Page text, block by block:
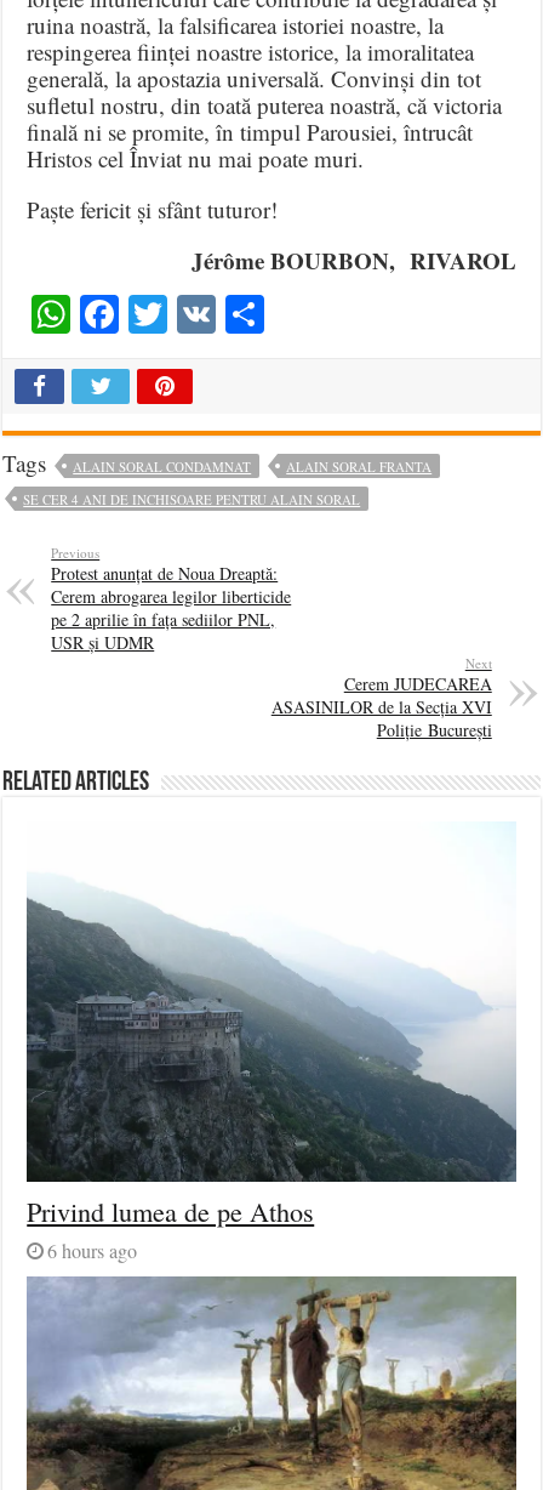
ruina noastră, la falsificarea istoriei noastre, la
respingerea ființei noastre istorice, la imoralitatea
generală, la apostazia universală. Convinși din tot
sufletul nostru, din toată puterea noastră, că victoria
finală ni se promite, în timpul Parousiei, întrucât
Hristos cel Înviat nu mai poate muri.
Paște fericit și sfânt tuturor!
Jérôme BOURBON, RIVAROL
WhatsApp
Facebook
Twitter
VK
Tags ALAIN SORAL CONDAMNAT
ALAIN SORAL FRANTA
SE CER 4 ANI DE INCHISOARE PENTRU ALAIN SORAL
Previous
Protest anunțat de Noua Dreaptă:
Cerem abrogarea legilor liberticide
pe 2 aprilie în fața sediilor PNL,
USR și UDMR
Next
Cerem JUDECAREA
ASASINILOR de la Secția XVI
Poliție București
Related Articles
Privind lumea de pe Athos
6 hours ago